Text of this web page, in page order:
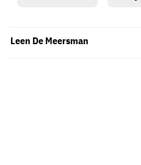
Leen De Meersman